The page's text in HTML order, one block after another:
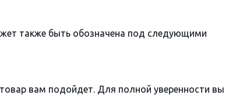
также быть обозначена под следующими
вам подойдет. Для полной уверенности вы